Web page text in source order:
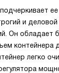
и
Он обладает
контейнера
легко